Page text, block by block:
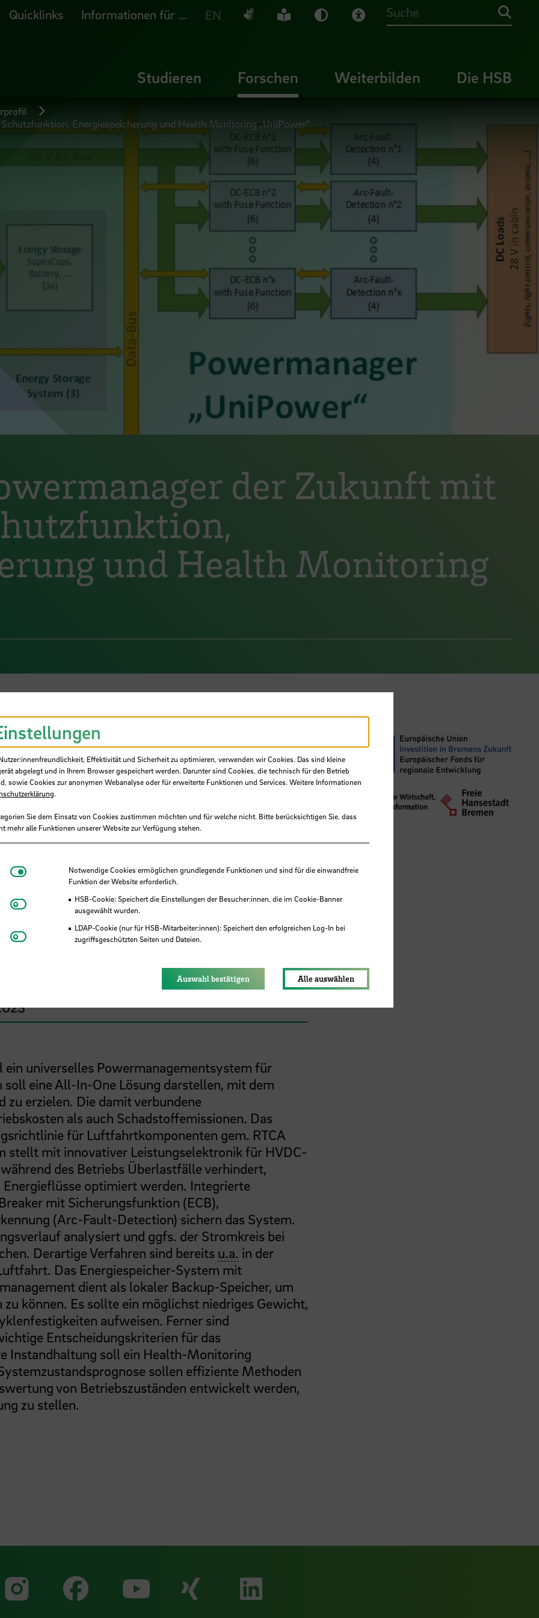
Quicklinks Informationen für ... EN Deutsche Gebärdensprache
Leichte Sprache
Dunkel-Modus
Visuelle Hilfe
Suche
Studieren Forschen Weiterbilden Die HSB
Energiespeicherung und Health Monitoring „UniPower“
der Zukunft mit
und Health Monitoring
Fakultät 4
(Zuwendung)
internationale Organisationen, Europäische Union
Bremen (EU/FHB)
universelles Powermanagementsystem für
eine All-In-One Lösung darstellen, mit dem
zu erzielen. Die damit verbundene
als auch Schadstoffemissionen. Das
für Luftfahrtkomponenten gem. RTCA
stellt mit innovativer Leistungselektronik für HVDC-
des Betriebs Überlastfälle verhindert,
optimiert werden. Integrierte
mit Sicherungsfunktion (ECB),
(Arc-Fault-Detection) sichern das System.
analysiert und ggfs. der Stromkreis bei
Derartige Verfahren sind bereits u.a. in der
Das Energiespeicher-System mit
dient als lokaler Backup-Speicher, um
können. Es sollte ein möglichst niedriges Gewicht,
aufweisen. Ferner sind
Entscheidungskriterien für das
Instandhaltung soll ein Health-Monitoring
sollen effiziente Methoden
von Betriebszuständen entwickelt werden,
zu stellen.
Zu unserer Facebook Seite
Zu unserer Xing Seite
Zu unserer LinkedIn Seite
Effektivität und Sicherheit zu optimieren, verwenden wir Cookies. Das sind kleine
abgelegt und in Ihrem Browser gespeichert werden. Darunter sind Cookies, die technisch für den Betrieb
sowie Cookies zur anonymen Webanalyse oder für erweiterte Funktionen und Services. Weitere Informationen
.
Sie dem Einsatz von Cookies zustimmen möchten und für welche nicht. Bitte berücksichtigen Sie, dass
mehr alle Funktionen unserer Website zur Verfügung stehen.
Notwendige CookiesNotwendige Cookies ermöglichen grundlegende Funktionen und sind für die einwandfreie
Funktion der Website erforderlich.
HSB-Cookie: Speichert die Einstellungen der Besucher:innen, die im Cookie-Banner
ausgewählt wurden.
LDAP-Cookie (nur für HSB-Mitarbeiter:innen): Speichert den erfolgreichen Log-In bei
zugriffsgeschützten Seiten und Dateien.
Matomo
Youtube
Auswahl bestätigen Alle auswählen